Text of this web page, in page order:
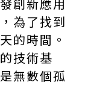
為了找到
的時間。
技術基
無數個孤